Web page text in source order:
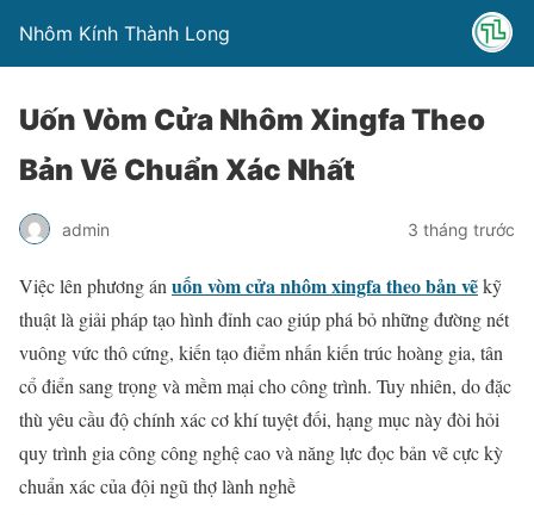
Nhôm Kính Thành Long
Uốn Vòm Cửa Nhôm Xingfa Theo
Bản Vẽ Chuẩn Xác Nhất
admin 3 tháng trước
Việc lên phương án uốn vòm cửa nhôm xingfa theo bản vẽkỹ
thuật là giải pháp tạo hình đỉnh cao giúp phá bỏ những đường nét
vuông vức thô cứng, kiến tạo điểm nhấn kiến trúc hoàng gia, tân
cổ điển sang trọng và mềm mại cho công trình. Tuy nhiên, do đặc
thù yêu cầu độ chính xác cơ khí tuyệt đối, hạng mục này đòi hỏi
quy trình gia công công nghệ cao và năng lực đọc bản vẽ cực kỳ
chuẩn xác của đội ngũ thợ lành nghề